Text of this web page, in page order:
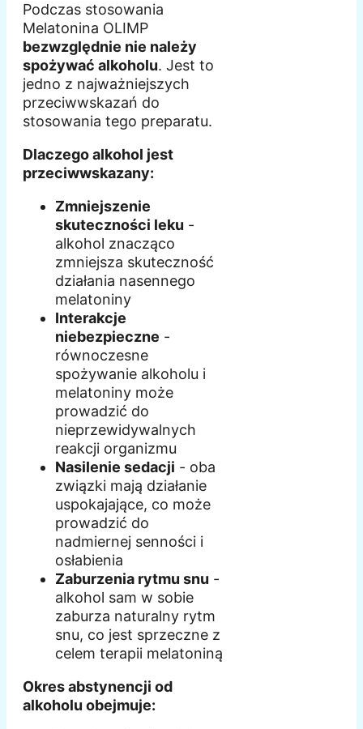
Podczas stosowania
Melatonina OLIMP
bezwzględnie nie należy
spożywać alkoholu. Jest to
jedno z najważniejszych
przeciwwskazań do
stosowania tego preparatu.
Dlaczego alkohol jest
przeciwwskazany:
Zmniejszenie
skuteczności leku -
alkohol znacząco
zmniejsza skuteczność
działania nasennego
melatoniny
Interakcje
niebezpieczne -
równoczesne
spożywanie alkoholu i
melatoniny może
prowadzić do
nieprzewidywalnych
reakcji organizmu
Nasilenie sedacji - oba
związki mają działanie
uspokajające, co może
prowadzić do
nadmiernej senności i
osłabienia
Zaburzenia rytmu snu -
alkohol sam w sobie
zaburza naturalny rytm
snu, co jest sprzeczne z
celem terapii melatoniną
Okres abstynencji od
alkoholu obejmuje: